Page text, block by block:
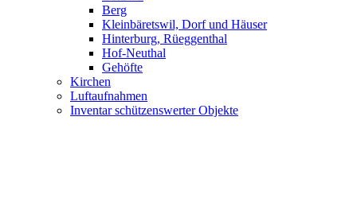
Berg
Kleinbäretswil, Dorf und Häuser
Hinterburg, Rüeggenthal
Hof-Neuthal
Gehöfte
Kirchen
Luftaufnahmen
Inventar schützenswerter Objekte